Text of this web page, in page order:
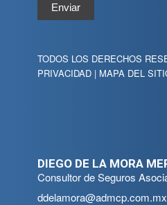
Enviar
TODOS LOS DERECHOS
PRIVACIDAD| MAPA DEL
DIEGO DE LA MORA
Consultor de Seguros
ddelamora@admcp.com.mx